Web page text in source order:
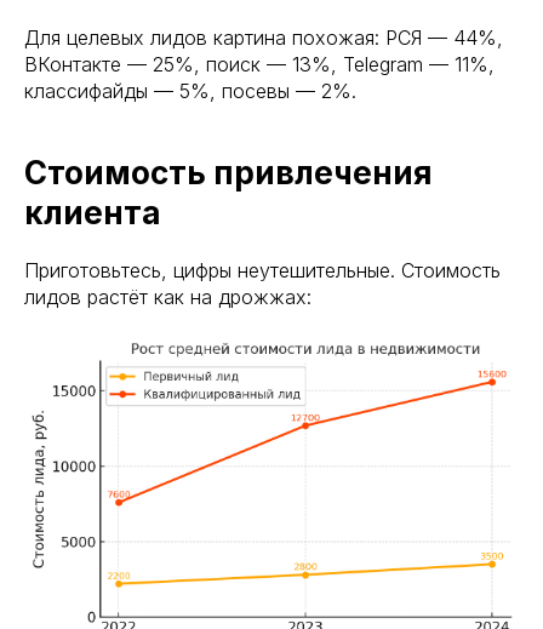
Для целевых лидов картина похожая: РСЯ — 44%,
ВКонтакте — 25%, поиск — 13%, Telegram — 11%,
классифайды — 5%, посевы — 2%.
Стоимость привлечения
клиента
Приготовьтесь, цифры неутешительные. Стоимость
лидов растёт как на дрожжах: